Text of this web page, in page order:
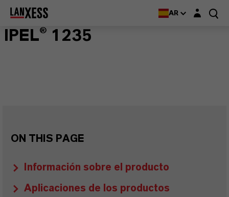
AR Login layer
IPEL® 1235
ON THIS PAGE
Información sobre el producto
Aplicaciones de los productos